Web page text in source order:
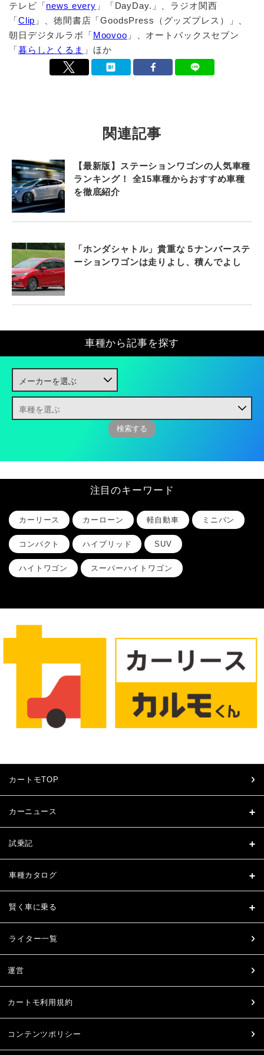
テレビ「news every 」「DayDay.」、ラジオ関西
「Clip 」、徳間書店「GoodsPress（グッズプレス）」、
朝日デジタルラボ「Moovoo 」、オートバックスセブン
「暮らしとくるま 」ほか
関連記事
【最新版】ステーションワゴンの人気車種
ランキング！ 全15車種からおすすめ車種
を徹底紹介
「ホンダシャトル」貴重な５ナンバーステ
ーションワゴンは走りよし、積んでよし
車種から記事を探す
注目のキーワード
カーリース カーローン 軽自動車 ミニバン
コンパクト ハイブリッド SUV
ハイトワゴン スーパーハイトワゴン
カートモTOP
カーニュース
試乗記
車種カタログ
賢く車に乗る
ライター一覧
運営
カートモ利用規約
コンテンツポリシー